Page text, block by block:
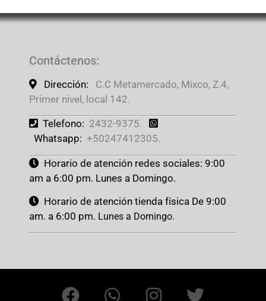
Contáctenos:
Dirección:
C.C Metamercado, Mixco, Z.4,
Primer nivel, local 142.
Telefono: 2432-9375.
Whatsapp: +50247412305.
Horario de atención redes sociales: 9:00
am a 6:00 pm. Lunes a Domingo.
Horario de atención tienda física De 9:00
am. a 6:00 pm. Lunes a Domingo.